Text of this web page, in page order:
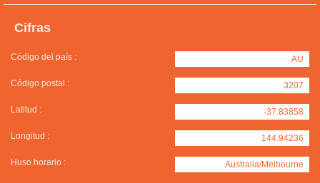
Cifras
Código del país : AU
Código postal : 3207
Latitud : -37.83858
Longitud : 144.94236
Huso horario : Australia/Melbourne